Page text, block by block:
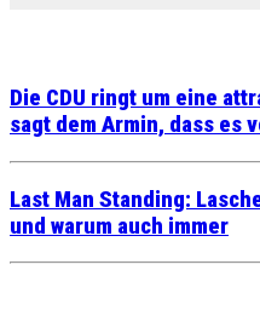
Die CDU ringt um eine
sagt dem Armin, dass es
Last Man Standing:
und warum auch immer